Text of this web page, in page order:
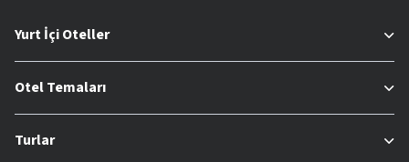
Yurt İçi Oteller
Otel Temaları
Turlar